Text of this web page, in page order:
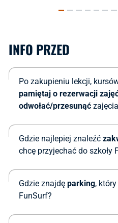
INFO PRZED
Po zakupieniu lekcji,
pamiętaj o rezerwacji
odwołać/przesunąć
Gdzie najlepiej znaleźć
chcę przyjechać do szkoły
Gdzie znajdę parking,
FunSurf?